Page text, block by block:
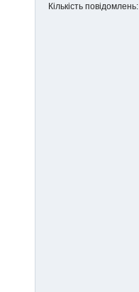
Кількість повідомлень: